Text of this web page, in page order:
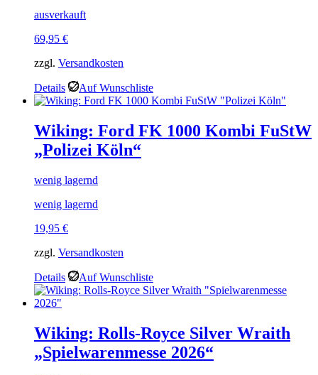
ausverkauft
69,95 €
zzgl. Versandkosten
Details Auf Wunschliste
Wiking: Ford FK 1000 Kombi FuStW
„Polizei Köln“
wenig lagernd
wenig lagernd
19,95 €
zzgl. Versandkosten
Details Auf Wunschliste
Wiking: Rolls-Royce Silver Wraith
„Spielwarenmesse 2026“